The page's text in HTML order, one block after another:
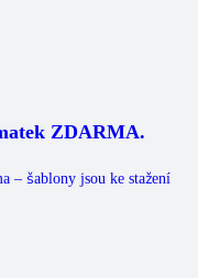
ZDARMA.
– šablony jsou ke stažení